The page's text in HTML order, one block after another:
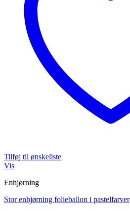
Tilføj til ønskeliste
Vis
Enhjørning
Stor enhjørning folieballon i pastelfarver